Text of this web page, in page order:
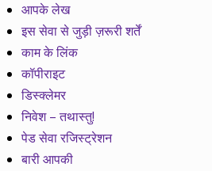
आपके लेख
इस सेवा से जुड़ी ज़रूरी शर्तें
काम के लिंक
कॉपीराइट
डिस्क्लेमर
निवेश – तथास्तु!
पेड सेवा रजिस्ट्रेशन
बारी आपकी